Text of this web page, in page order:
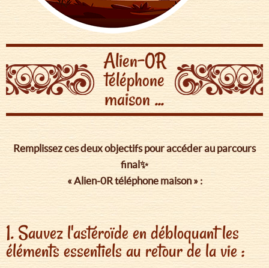
Alien-0R
téléphone
maison ...
Remplissez ces deux objectifs pour accéder au parcours
final✨
« Alien-0R téléphone maison » :
1. Sauvez l'astéroïde en débloquant les
éléments essentiels au retour de la vie :